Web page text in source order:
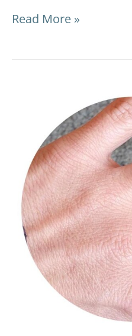
Read More »
Video-
Anleitung
und
Tipps